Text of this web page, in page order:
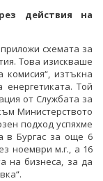
действия на
схемата за
Това изискваше
комисия“, изтъкна
Той
от Службата за
Министерството
подход успяхме
в Бургас за още 6
ноември м.г., а 16
на бизнеса, за да